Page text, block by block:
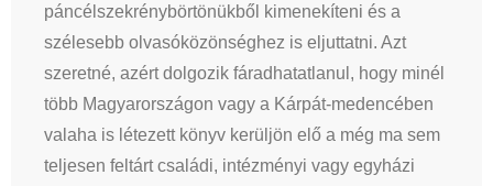
páncélszekrénybörtönükből kimenekíteni és a
szélesebb olvasóközönséghez is eljuttatni. Azt
szeretné, azért dolgozik fáradhatatlanul, hogy minél
több Magyarországon vagy a Kárpát-medencében
valaha is létezett könyv kerüljön elő a még ma sem
teljesen feltárt családi, intézményi vagy egyházi